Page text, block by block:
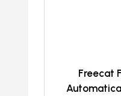
Freecat